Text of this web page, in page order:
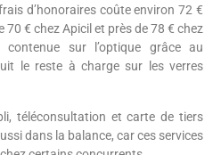
d’honoraires coûte environ 72 €
€ chez Apicil et près de 78 € chez
sur l’optique grâce au
le reste à charge sur les verres
téléconsultation et carte de tiers
dans la balance, car ces services